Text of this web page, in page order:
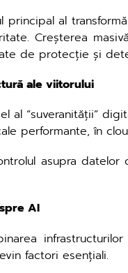
al
Creșterea
de protecție și
ale viitorului
al “suveranității”
performante, în
asupra
AI
factori esențiali.